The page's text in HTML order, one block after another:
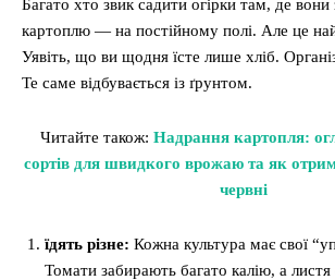
Багато хто звик садити огірки там, де
картоплю — на постійному полі. Але це
Уявіть, що ви щодня їсте лише хліб.
Те саме відбувається із ґрунтом.
Читайте також: Надрання картопля:
сортів для швидкого врожаю та як
червні
їдять різне: Кожна культура має свої
Томати забирають багато калію, а